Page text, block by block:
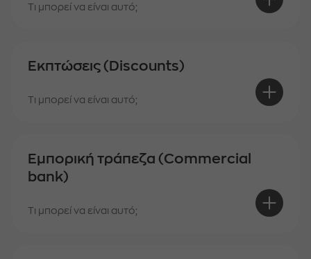
Τι μπορεί να είναι αυτό;
Εκπτώσεις (Discounts)
Τι μπορεί να είναι αυτό;
Εμπορική τράπεζα (Commercial
bank)
Τι μπορεί να είναι αυτό;